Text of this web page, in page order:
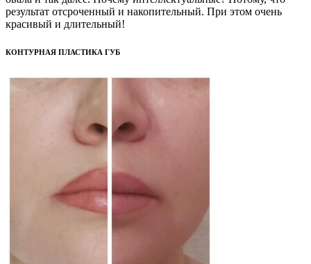
результат отсроченный и накопительный. При этом очень
красивый и длительный!
КОНТУРНАЯ ПЛАСТИКА ГУБ